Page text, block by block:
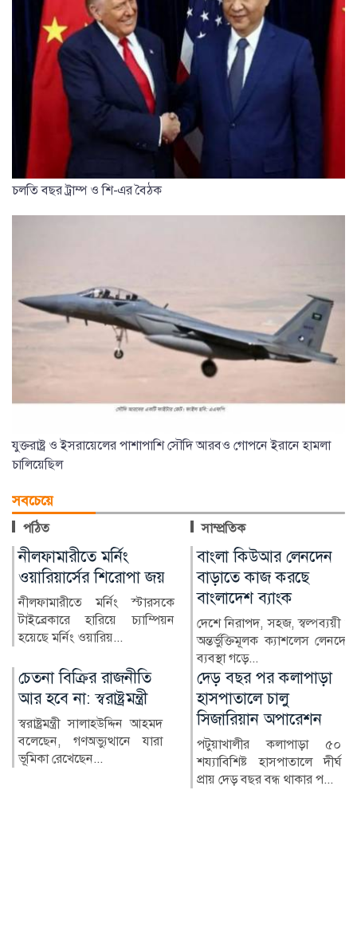
চলতি বছর ট্রাম্প ও শি-এর বৈঠক
যুক্তরাষ্ট্র ও ইসরায়েলের পাশাপাশি সৌদি আরবও গোপনে ইরানে হামলা
চালিয়েছিল
সবচেয়ে
পঠিত সাম্প্রতিক
বাংলা কিউআর লেনদেন
বাড়াতে কাজ করছে
বাংলাদেশ ব্যাংক
দেশে নিরাপদ, সহজ, স্বল্পব্যয়ী ও
অন্তর্ভুক্তিমূলক ক্যাশলেস লেনদেন
অনলাইন জুয়ায় সর্বস্বান্ত,
বিদেশে পাচার শত শত
কোটি টাকা
মুঠোফোনে কয়েকটি ক্লিক, আর
অল্প সময়েই দ্বিগুণ-তিনগুণ টাকা
—অনলাইন জুয়ার ব...
দেড় বছর পর কলাপাড়া
হাসপাতালে চালু
সিজারিয়ান অপারেশন
পটুয়াখালীর কলাপাড়া ৫০
শয্যাবিশিষ্ট হাসপাতালে দীর্ঘ
ঝুঁকিপূর্ণ ভবনেই চলছে
আইন কলেজ
বাংলাদেশের প্রথম সারির আইন
কলেজগুলোর অন্যতম
নারায়ণগঞ্জ আইন কলেজ।
তৎকালীন পূর্...